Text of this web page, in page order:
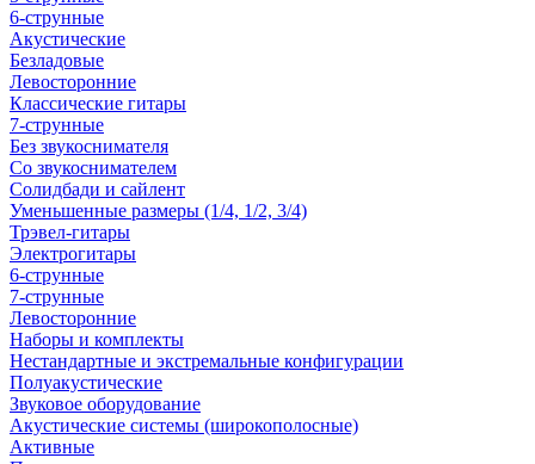
6-струнные
Акустические
Безладовые
Левосторонние
Классические гитары
7-струнные
Без звукоснимателя
Со звукоснимателем
Солидбади и сайлент
Уменьшенные размеры (1/4, 1/2, 3/4)
Трэвел-гитары
Электрогитары
6-струнные
7-струнные
Левосторонние
Наборы и комплекты
Нестандартные и экстремальные конфигурации
Полуакустические
Звуковое оборудование
Акустические системы (широкополосные)
Активные